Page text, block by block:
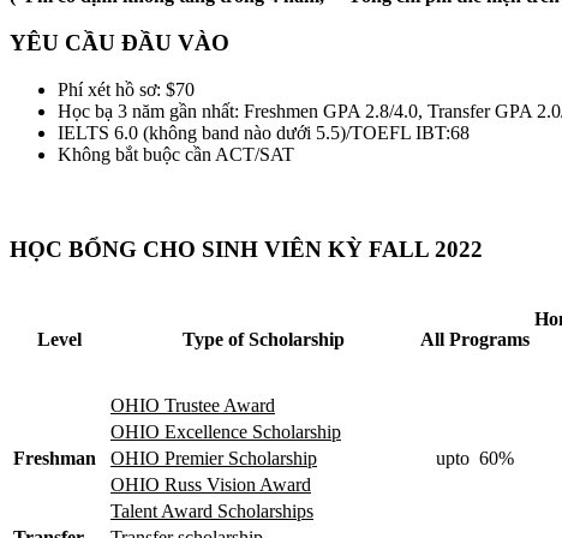
YÊU CẦU ĐẦU VÀO
Phí xét hồ sơ: $70
Học bạ 3 năm gần nhất: Freshmen GPA 2.8/4.0, Transfer GPA
IELTS 6.0 (không band nào dưới 5.5)/TOEFL IBT:68
Không bắt buộc cần ACT/SAT
HỌC BỔNG CHO SINH VIÊN KỲ FALL 2022
Level Type of Scholarship All Programs
Freshman
OHIO Trustee Award
upto 60%
OHIO Excellence Scholarship
OHIO Premier Scholarship
OHIO Russ Vision Award
Talent Award Scholarships